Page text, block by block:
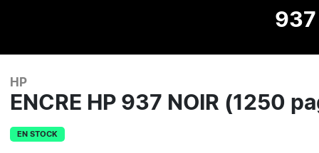
HP
ENCRE HP 937 NOIR (1250
EN STOCK